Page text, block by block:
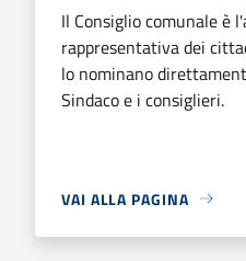
Il Consiglio comunale è
rappresentativa dei
lo nominano
Sindaco e i consiglieri.
VAI ALLA PAGINA